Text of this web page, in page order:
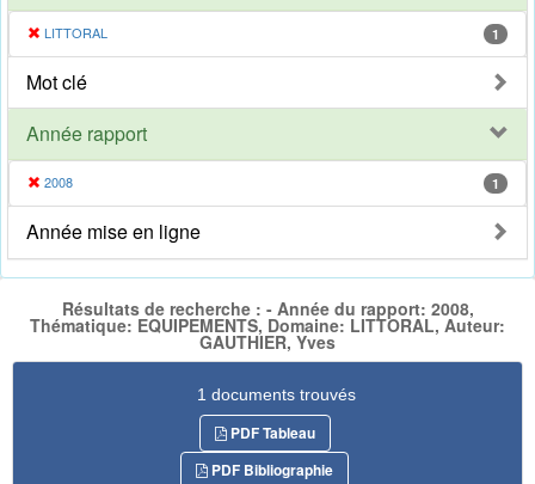
LITTORAL 1
Mot clé
Année rapport
2008 1
Année mise en ligne
Résultats de recherche : - Année du rapport: 2008,
Thématique: EQUIPEMENTS, Domaine: LITTORAL, Auteur:
GAUTHIER, Yves
1 documents trouvés
PDF Tableau
PDF Bibliographie